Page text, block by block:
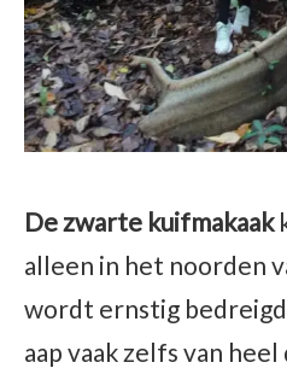
De zwarte kuifmakaak
alleen in het noorden
wordt ernstig
aap vaak zelfs van